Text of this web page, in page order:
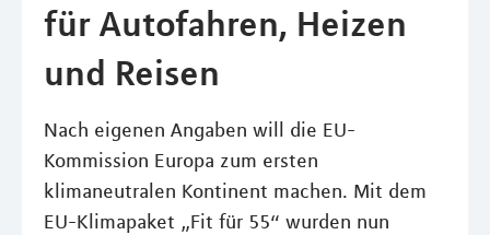
für Autofahren, Heizen
und Reisen
Nach eigenen Angaben will die EU-
Kommission Europa zum ersten
klimaneutralen Kontinent machen. Mit dem
EU-Klimapaket „Fit für 55“ wurden nun